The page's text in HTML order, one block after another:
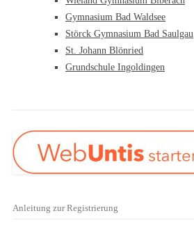
Gymnasium Bad Waldsee
Störck Gymnasium Bad Saulgau
St. Johann Blönried
Grundschule Ingoldingen
Anleitung zur Registrierung